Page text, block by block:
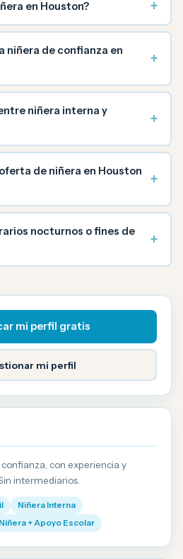
en Houston? +
niñera de confianza en
+
niñera interna y
+
de niñera en Houston
+
nocturnos o fines de
+
mi perfil gratis
mi perfil
con experiencia y
intermediarios.
Niñera Interna
Niñera + Apoyo Escolar